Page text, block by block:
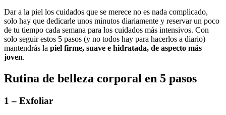
Dar a la piel los cuidados que se merece no es nada complicado,
solo hay que dedicarle unos minutos diariamente y reservar un poco
de tu tiempo cada semana para los cuidados más intensivos. Con
solo seguir estos 5 pasos (y no todos hay para hacerlos a diario)
mantendrás la piel firme, suave e hidratada, de aspecto más
joven.
Rutina de belleza corporal en 5 pasos
1 – Exfoliar